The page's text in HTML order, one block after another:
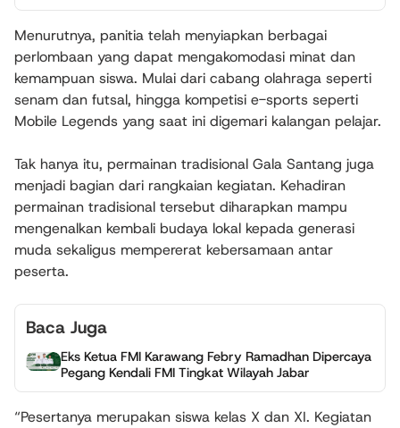
Menurutnya, panitia telah menyiapkan berbagai
perlombaan yang dapat mengakomodasi minat dan
kemampuan siswa. Mulai dari cabang olahraga seperti
senam dan futsal, hingga kompetisi e-sports seperti
Mobile Legends yang saat ini digemari kalangan pelajar.
Tak hanya itu, permainan tradisional Gala Santang juga
menjadi bagian dari rangkaian kegiatan. Kehadiran
permainan tradisional tersebut diharapkan mampu
mengenalkan kembali budaya lokal kepada generasi
muda sekaligus mempererat kebersamaan antar
peserta.
Baca Juga
Eks Ketua FMI Karawang Febry Ramadhan Dipercaya
Pegang Kendali FMI Tingkat Wilayah Jabar
“Pesertanya merupakan siswa kelas X dan XI. Kegiatan